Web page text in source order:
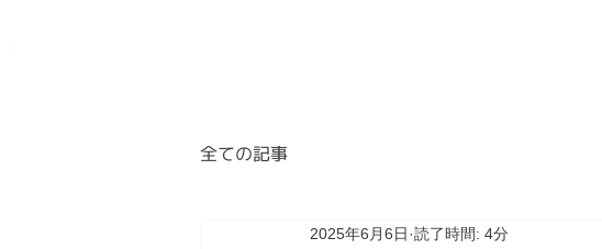
全ての記事
2025年6月6日 読了時間: 4分